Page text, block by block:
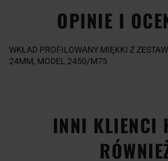
OPINIE I
WKŁAD PROFILOWANY MIĘKKI Z
24MM, MODEL 2450/M75
INNI KLIENCI